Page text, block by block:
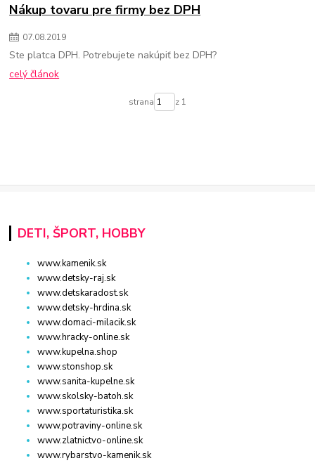
Nákup tovaru pre firmy bez DPH
07.08.2019
Ste platca DPH. Potrebujete nakúpiť bez DPH?
celý článok
strana z 1
DETI, ŠPORT, HOBBY
www.kamenik.sk
www.detsky-raj.sk
www.detskaradost.sk
www.detsky-hrdina.sk
www.domaci-milacik.sk
www.hracky-online.sk
www.kupelna.shop
www.stonshop.sk
www.sanita-kupelne.sk
www.skolsky-batoh.sk
www.sportaturistika.sk
www.potraviny-online.sk
www.zlatnictvo-online.sk
www.rybarstvo-kamenik.sk